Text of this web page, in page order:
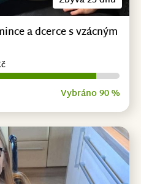
a dcerce s vzácným
Vybráno 90 %